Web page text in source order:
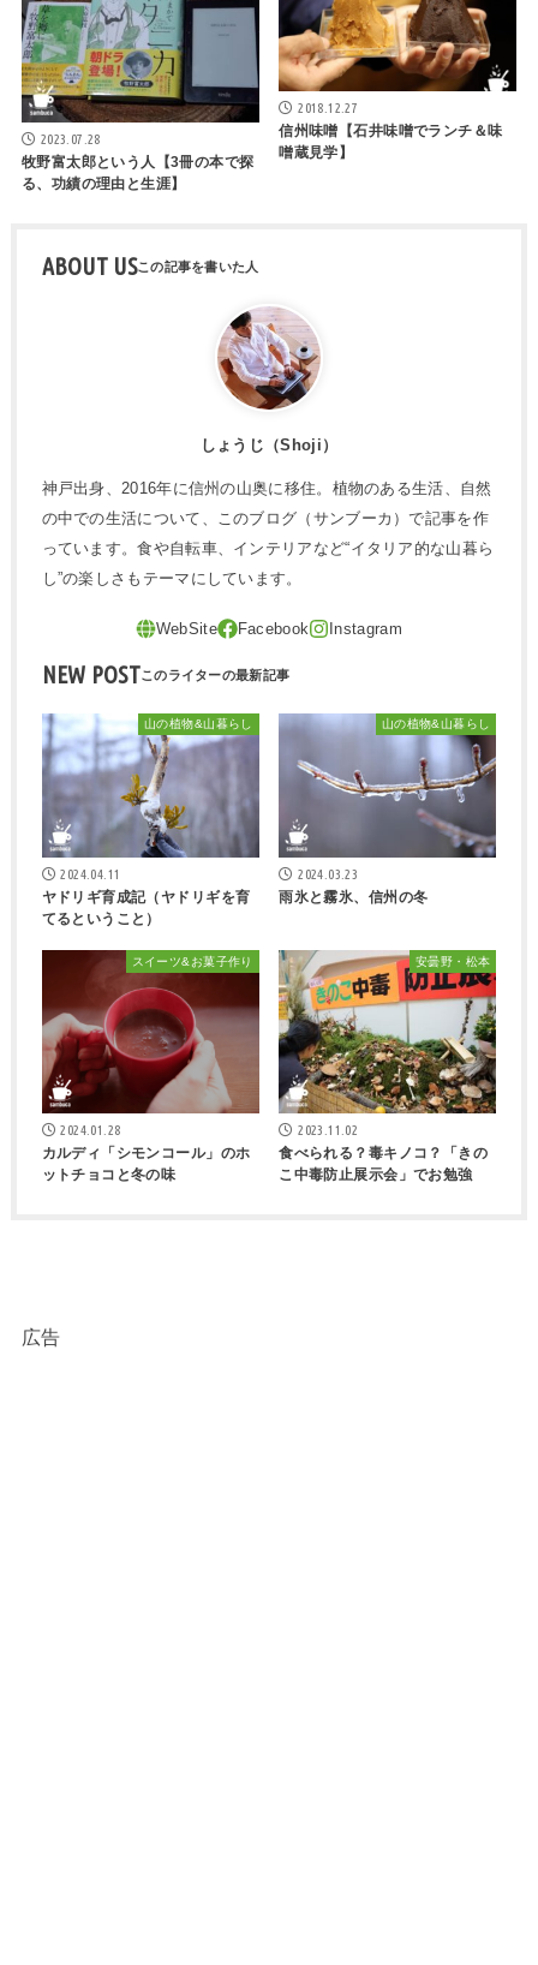
2023.07.28
牧野富太郎という人【3冊の本で探
る、功績の理由と生涯】
2018.12.27
信州味噌【石井味噌でランチ＆味
噌蔵見学】
ABOUT US
しょうじ（Shoji）
神戸出身、2016年に信州の山奥に移住。植物のある生活、自然
の中での生活について、このブログ（サンブーカ）で記事を作
っています。食や自転車、インテリアなど“イタリア的な山暮ら
し”の楽しさもテーマにしています。
NEW POST
山の植物&山暮らし
2024.04.11
ヤドリギ育成記（ヤドリギを育
てるということ）
山の植物&山暮らし
2024.03.23
雨氷と霧氷、信州の冬
スイーツ&お菓子作り
2024.01.28
カルディ「シモンコール」のホ
ットチョコと冬の味
安曇野・松本
2023.11.02
食べられる？毒キノコ？「きの
こ中毒防止展示会」でお勉強
広告